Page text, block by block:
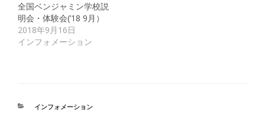
全国ベンジャミン学校説
明会・体験会(’18 9月）
2018年9月16日
インフォメーション
カ
インフォメーション